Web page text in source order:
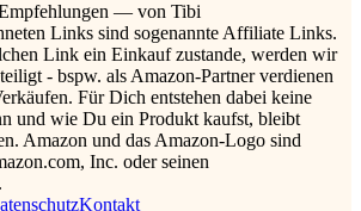
— von Tibi
Links sind sogenannte Affiliate Links.
Link ein Einkauf zustande, werden wir
- bspw. als Amazon-Partner verdienen
Für Dich entstehen dabei keine
und wie Du ein Produkt kaufst, bleibt
Amazon und das Amazon-Logo sind
Inc. oder seinen
Kontakt